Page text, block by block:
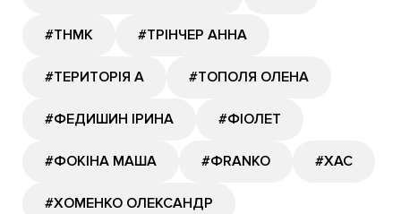
#ТНМК #ТРІНЧЕР АННА
#ТЕРИТОРІЯ А #ТОПОЛЯ ОЛЕНА
#ФЕДИШИН ІРИНА #ФІОЛЕТ
#ФОКІНА МАША #ФRANKO #ХАС
#ХОМЕНКО ОЛЕКСАНДР